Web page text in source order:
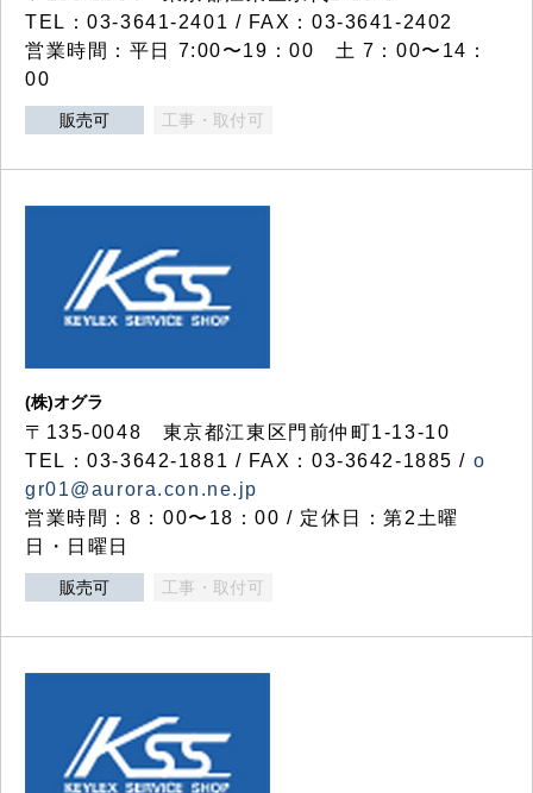
TEL：03-3641-2401 / FAX：03-3641-2402
営業時間：平日 7:00〜19：00 土 7：00〜14：
00
販売可 工事・取付可
(株)オグラ
〒135-0048 東京都江東区門前仲町1-13-10
TEL：03-3642-1881 / FAX：03-3642-1885 / o
gr01@aurora.con.ne.jp
営業時間：8：00〜18：00 / 定休日：第2土曜
日・日曜日
販売可 工事・取付可